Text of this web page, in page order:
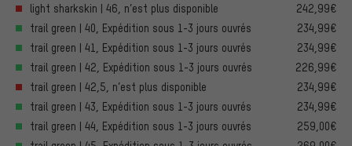
light sharkskin | 46, n’est plus disponible
242,99€
trail green | 40, Expédition sous 1-3 jours ouvrés
234,99€
trail green | 41, Expédition sous 1-3 jours ouvrés
234,99€
trail green | 42, Expédition sous 1-3 jours ouvrés
226,99€
trail green | 42,5, n’est plus disponible
234,99€
trail green | 43, Expédition sous 1-3 jours ouvrés
234,99€
trail green | 44, Expédition sous 1-3 jours ouvrés
259,00€